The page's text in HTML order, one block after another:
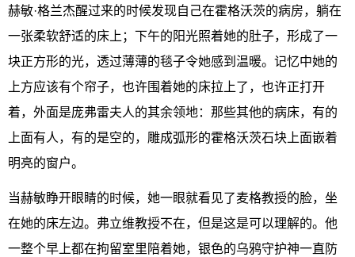
赫敏·格兰杰醒过来的时候发现自己在霍格沃茨的病房，躺在
一张柔软舒适的床上；下午的阳光照着她的肚子，形成了一
块正方形的光，透过薄薄的毯子令她感到温暖。记忆中她的
上方应该有个帘子，也许围着她的床拉上了，也许正打开
着，外面是庞弗雷夫人的其余领地：那些其他的病床，有的
上面有人，有的是空的，雕成弧形的霍格沃茨石块上面嵌着
明亮的窗户。
当赫敏睁开眼睛的时候，她一眼就看见了麦格教授的脸，坐
在她的床左边。弗立维教授不在，但是这是可以理解的。他
一整个早上都在拘留室里陪着她，银色的乌鸦守护神一直防